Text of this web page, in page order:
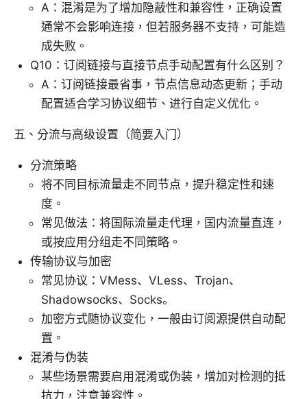
A：混淆是为了增加隐蔽性和兼容性，正确设置
通常不会影响连接，但若服务器不支持，可能造
成失败。
Q10：订阅链接与直接节点手动配置有什么区别？
A：订阅链接最省事，节点信息动态更新；手动
配置适合学习协议细节、进行自定义优化。
五、分流与高级设置（简要入门）
分流策略
将不同目标流量走不同节点，提升稳定性和速
度。
常见做法：将国际流量走代理，国内流量直连，
或按应用分组走不同策略。
传输协议与加密
常见协议：VMess、VLess、Trojan、
Shadowsocks、Socks。
加密方式随协议变化，一般由订阅源提供自动配
置。
混淆与伪装
某些场景需要启用混淆或伪装，增加对检测的抵
抗力，注意兼容性。